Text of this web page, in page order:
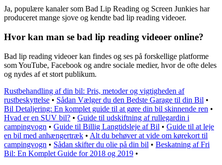
Ja, populære kanaler som Bad Lip Reading og Screen Junkies har
produceret mange sjove og kendte bad lip reading videoer.
Hvor kan man se bad lip reading videoer online?
Bad lip reading videoer kan findes og ses på forskellige platforme
som YouTube, Facebook og andre sociale medier, hvor de ofte deles
og nydes af et stort publikum.
Rustbehandling af din bil: Pris, metoder og vigtigheden af
rustbeskyttelse • Sådan Vælger du den Bedste Garage til din Bil •
Bil Detaljering: En komplet guide til at gøre din bil skinnende ren •
Hvad er en SUV bil? • Guide til udskiftning af rullegardin i
campingvogn • Guide til Billig Langtidsleje af Bil • Guide til at leje
en bil med anhængertræk • Alt du behøver at vide om kørekort til
campingvogn • Sådan skifter du olie på din bil • Beskatning af Fri
Bil: En Komplet Guide for 2018 og 2019 •